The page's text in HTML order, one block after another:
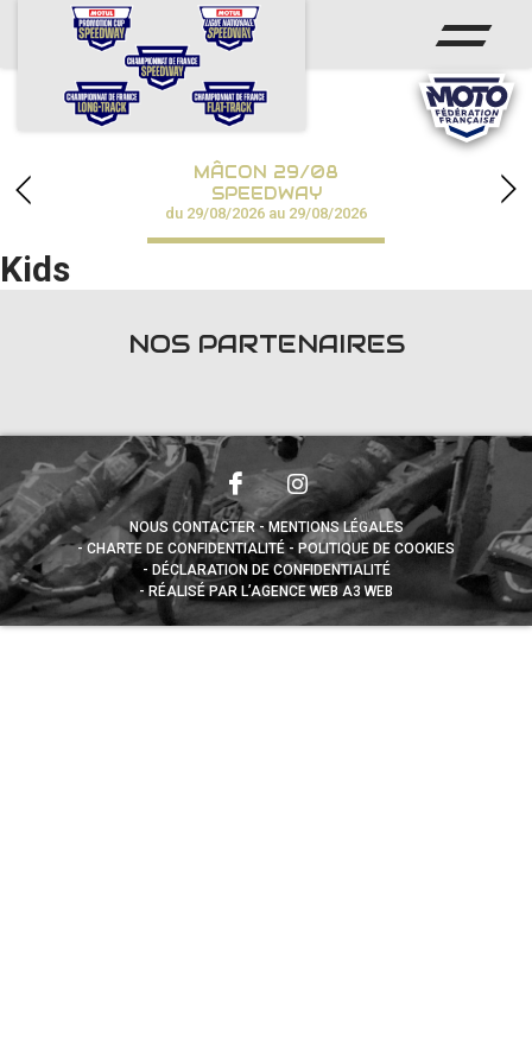
ACCUEIL
CALENDRIER
CHAMPIONNATS
RÉSULTATS
SPEEDWAY ACADÉMIE
PHOTOS / VIDÉOS
MÂCON 29/08
SPEEDWAY
du 29/08/2026 au 29/08/2026
Kids
NOS PARTENAIRES
NOUS CONTACTER
MENTIONS LÉGALES
CHARTE DE CONFIDENTIALITÉ
POLITIQUE DE COOKIES
DÉCLARATION DE CONFIDENTIALITÉ
RÉALISÉ PAR L’AGENCE WEB A3 WEB